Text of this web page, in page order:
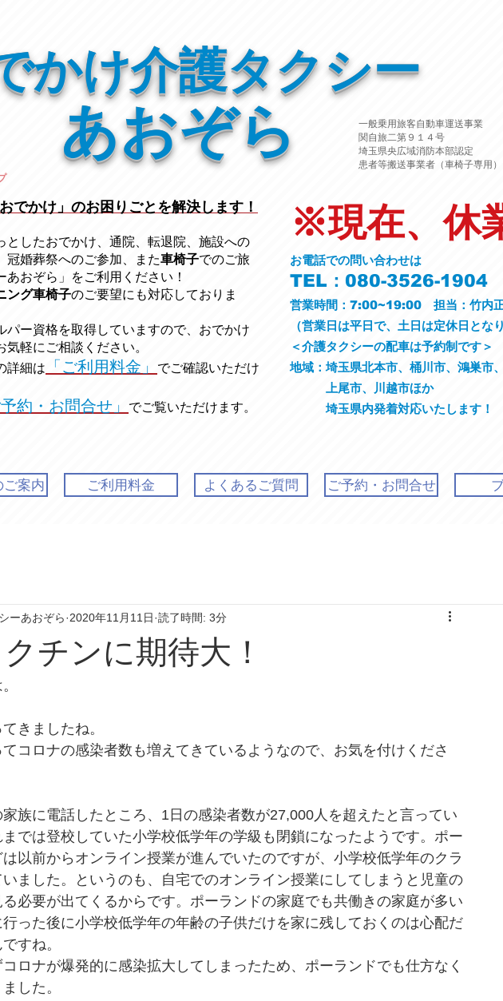
かけ介護タクシー
あおぞら
一般乗用旅客自動車運送事業
関自旅二第９１４号
埼玉県央広域消防本部認定
患者等搬送事業者（車椅子専用）
でかけ」のお困りごとを解決します！
としたおでかけ、通院、転退院、施設への
冠婚葬祭へのご参加、また車椅子でのご旅
あおぞら」をご利用ください ！
ング車椅子のご要望にも対応しておりま
パー資格を取得していますので、おでかけ
気軽にご相談ください。
詳細は 「ご利用料金」
でご確認いただけ
予約・お問合せ」 でご覧いただけます。
※現在、休
お電話での問い合わせは
TEL：080-3526-1904
営業時間：7:00~19:00 担当：竹内
（営業日は平日で、土日は定休日とな
＜介護タクシーの配車は予約制です＞
地域：埼玉県北本市、桶川市、鴻巣市、
上尾市、川越市ほか
埼玉県内発着対応いたします！
案内 ご利用料金 よくあるご質問 ご予約・お問合せ
チンに期待大！
ーあおぞら 2020年11月11日 読了時間: 3分
きましたね。
コロナの感染者数も増えてきているようなので、お気を付けくださ
族に電話したところ、1日の感染者数が27,000人を超えたと言ってい
では登校していた小学校低学年の学級も閉鎖になったようです。ポー
以前からオンライン授業が進んでいたのですが、小学校低学年のクラ
ました。というのも、自宅でのオンライン授業にしてしまうと児童の
必要が出てくるからです。ポーランドの家庭でも共働きの家庭が多い
った後に小学校低学年の年齢の子供だけを家に残しておくのは心配だ
すね。
ロナが爆発的に感染拡大してしまったため、ポーランドでも仕方なく
した。